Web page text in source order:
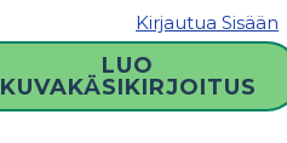
Kirjautua Sisään
LUO
KUVAKÄSIKIRJOITUS